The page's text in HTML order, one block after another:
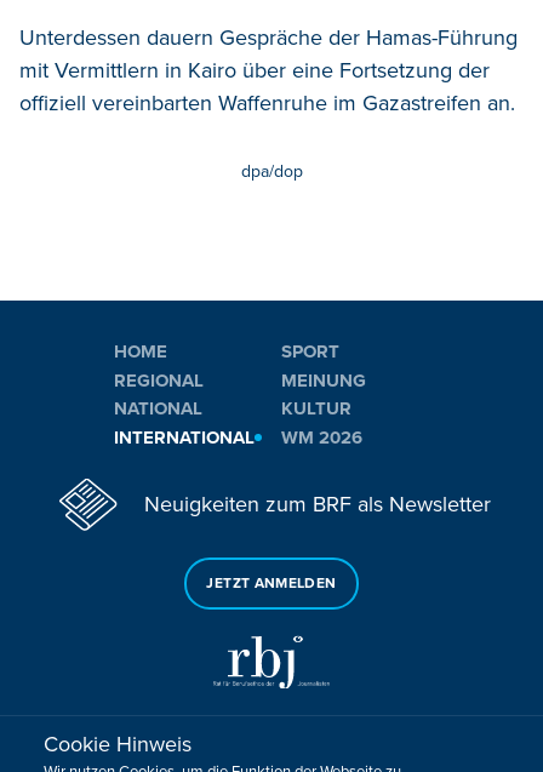
Unterdessen dauern Gespräche der Hamas-Führung
mit Vermittlern in Kairo über eine Fortsetzung der
offiziell vereinbarten Waffenruhe im Gazastreifen an.
dpa/dop
HOME
REGIONAL
NATIONAL
INTERNATIONAL
SPORT
MEINUNG
KULTUR
WM 2026
Neuigkeiten zum BRF als Newsletter
JETZT ANMELDEN
Sie haben noch Fragen oder Anmerkungen?
Cookie Hinweis